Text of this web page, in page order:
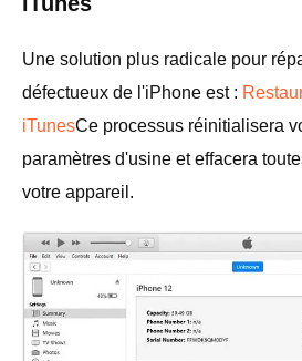
Une solution plus radicale pour
défectueux de l'iPhone est :
iTunesCe processus réinitialisera
paramètres d'usine et effacera
votre appareil.